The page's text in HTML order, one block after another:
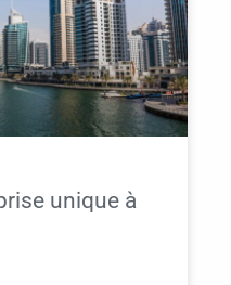
unique à